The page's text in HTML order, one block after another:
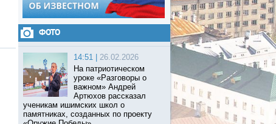
ФОТО
14:51 |
26.02.2026
На патриотическом
уроке «Разговоры о
важном» Андрей
Артюхов рассказал
ученикам ишимских школ о
памятниках, созданных по проекту